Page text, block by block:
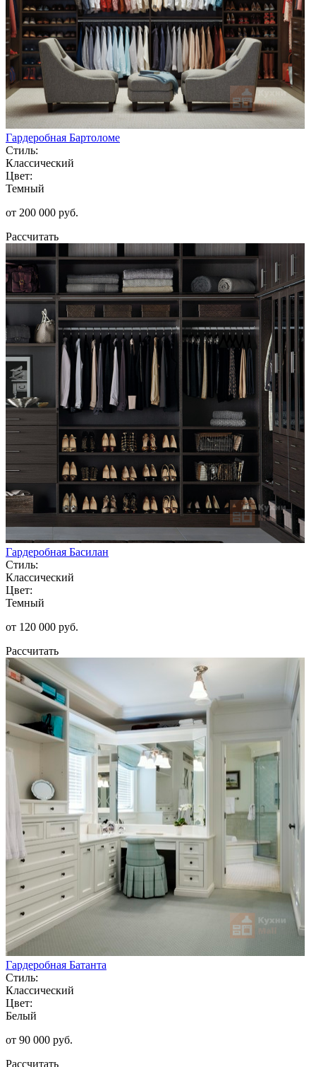
Гардеробная Бартоломе
Стиль:
Классический
Цвет:
Темный
от 200 000 руб.
Рассчитать
Гардеробная Басилан
Стиль:
Классический
Цвет:
Темный
от 120 000 руб.
Рассчитать
Гардеробная Батанта
Стиль:
Классический
Цвет:
Белый
от 90 000 руб.
Рассчитать